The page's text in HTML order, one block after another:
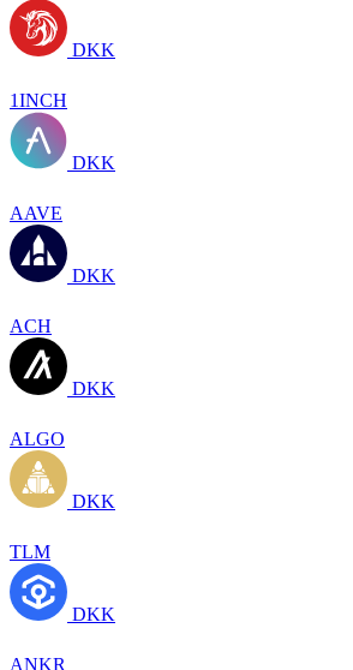
DKK
1INCH
DKK
AAVE
DKK
ACH
DKK
ALGO
DKK
TLM
DKK
ANKR